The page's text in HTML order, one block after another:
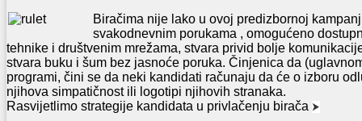
Biračima nije lako u ovoj predizbornoj
svakodnevnim porukama , omogućeno
tehnike i društvenim mrežama, stvara privid bolje
stvara buku i šum bez jasnoće poruka. Činjenica da
programi, čini se da neki kandidati računaju da će o izboru
njihova simpatičnost ili logotipi njihovih stranaka.
Rasvijetlimo strategije kandidata u privlačenju birača ⮞